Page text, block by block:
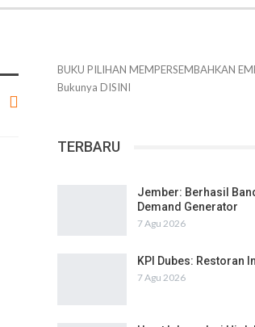
BUKU PILIHAN MEMPERSEMBAHKAN
Bukunya DISINI
TERBARU
Jember: Berhasil
Demand Generator
7 Agu 2026
KPI Dubes: Restoran
7 Agu 2026